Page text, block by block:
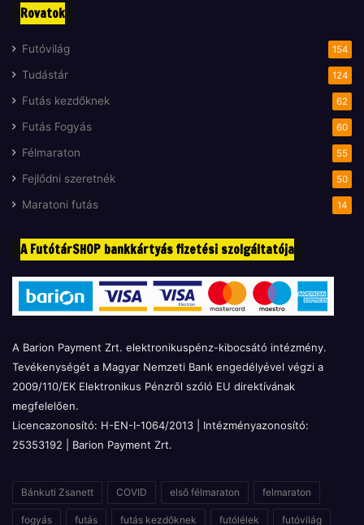
Rovatok
Futóvilág 154
Tudástár 124
Futás kezdőknek 62
Futás Fogyás 60
Félmaraton 55
Fejlődni szeretnék 50
Maratoni futás 14
A FutótárSHOP bankkártyás fizetési szolgáltatója
A Barion Payment Zrt. elektronikuspénz-kibocsátó intézmény.
Tevékenységét a Magyar Nemzeti Bank engedélyével végzi a
2009/110/EK Elektronikus Pénzről szóló EU direktívának
megfelelően.
Licencazonosító: H-EN-I-1064/2013 | Intézményazonosító:
25353192 | Barion Payment Zrt.
Bánkuti Zsanett COVID első félmaraton felmaraton
fogyás futás futás kezdőknek futólélek futóvilág